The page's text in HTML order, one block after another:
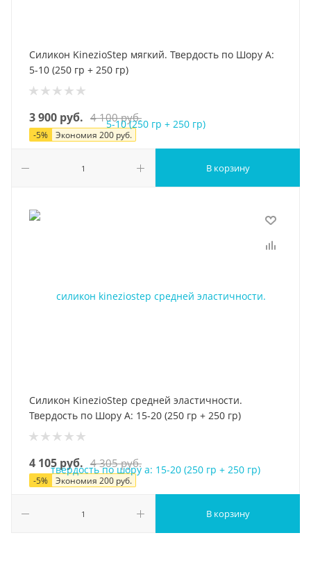
Силикон KinezioStep мягкий. Твердость по Шору А:
5-10 (250 гр + 250 гр)
3 900 руб. 4 100руб.
-5% Экономия 200 руб.
В корзину
Силикон KinezioStep средней эластичности.
Твердость по Шору А: 15-20 (250 гр + 250 гр)
4 105 руб. 4 305руб.
-5% Экономия 200 руб.
В корзину